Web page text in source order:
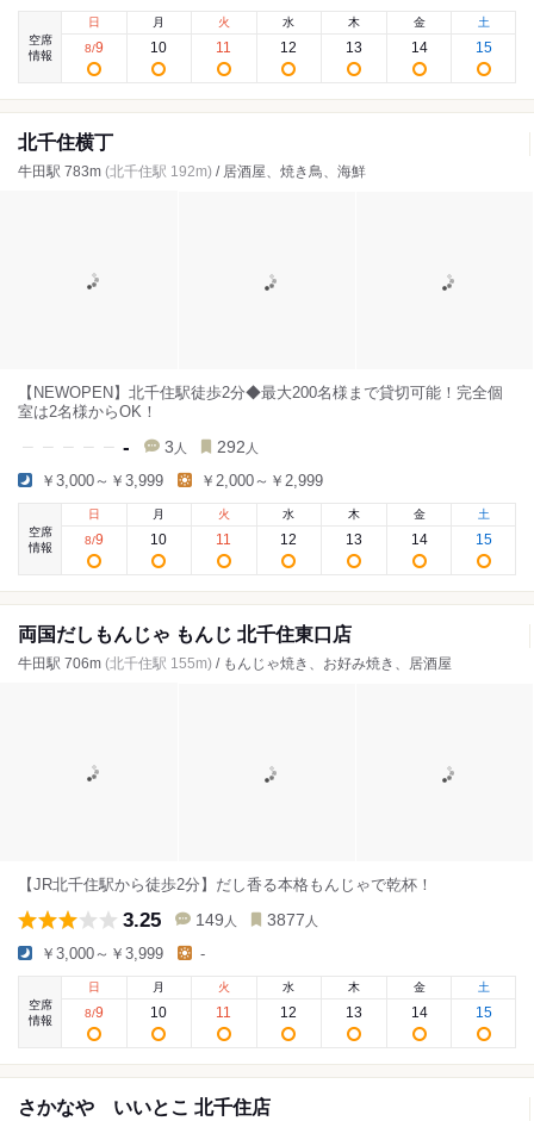
空席
情報
日
8/9
月
10
火
11
水
12
木
13
金
14
土
15
北千住横丁
牛田駅 783m (北千住駅 192m) / 居酒屋、焼き鳥、海鮮
【NEWOPEN】北千住駅徒歩2分◆最大200名様まで貸切可能！完全個
室は2名様からOK！
- 3 人 292 人
￥3,000～￥3,999 ￥2,000～￥2,999
空席
情報
日
8/9
月
10
火
11
水
12
木
13
金
14
土
15
両国だしもんじゃ もんじ 北千住東口店
牛田駅 706m (北千住駅 155m) / もんじゃ焼き、お好み焼き、居酒屋
【JR北千住駅から徒歩2分】だし香る本格もんじゃで乾杯！
3.25 149 人 3877 人
￥3,000～￥3,999 -
空席
情報
日
8/9
月
10
火
11
水
12
木
13
金
14
土
15
さかなや いいとこ 北千住店